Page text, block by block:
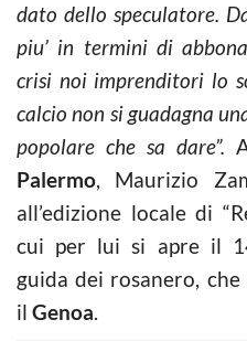
dato dello speculatore.
piu’ in termini di
crisi noi imprenditori lo
calcio non si guadagna
popolare che sa dare”.
Palermo, Maurizio
all’edizione locale di
cui per lui si apre il
guida dei rosanero,
il Genoa.